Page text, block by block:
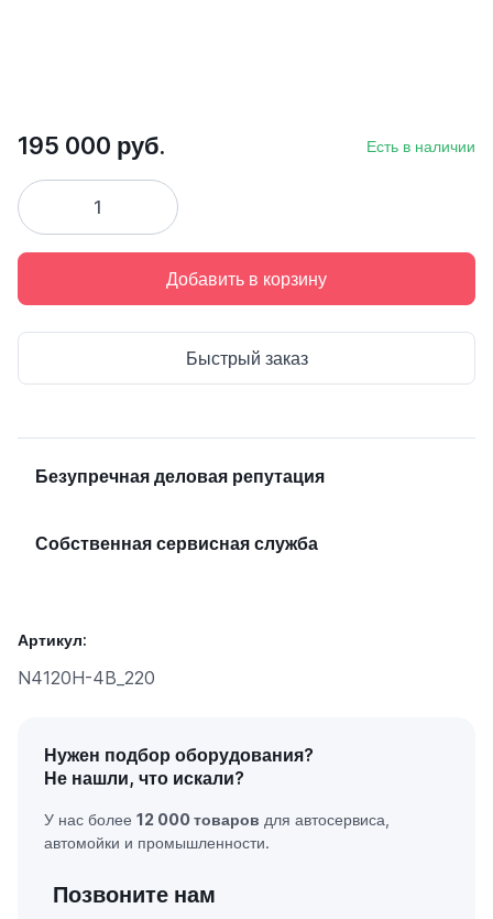
195 000 руб. Есть в наличии
Добавить в корзину
Быстрый заказ
Безупречная деловая репутация
Собственная сервисная служба
Артикул:
N4120H-4B_220
Нужен подбор оборудования?
Не нашли, что искали?
У нас более 12 000 товаров для автосервиса,
автомойки и промышленности.
Позвоните нам